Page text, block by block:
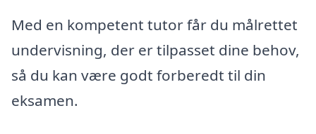
Med en kompetent tutor får du målrettet
undervisning, der er tilpasset dine behov,
så du kan være godt forberedt til din
eksamen.